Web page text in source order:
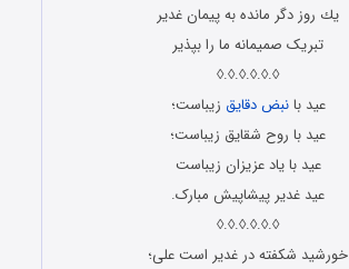
یك روز دگر مانده به پیمان غدیر
تبریک صمیمانه ما را بپذیر
◊.◊.◊.◊.◊.◊
عید بانبض دقایق زیباست؛
عید با روح شقایق زیباست؛
عید با یاد عزیزان زیباست
عید غدیر پیشاپیش مبارک.
◊.◊.◊.◊.◊.◊
خورشید شكفته در غدیر است علی؛